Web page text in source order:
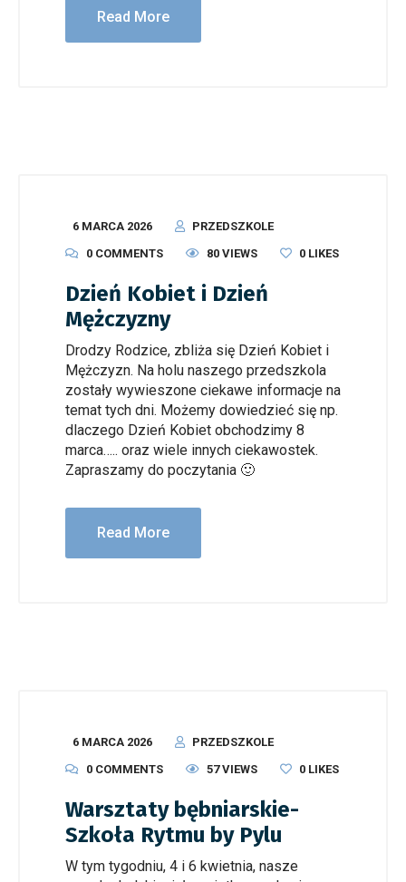
Read More
6 MARCA 2026
PRZEDSZKOLE
0 COMMENTS
80 VIEWS 0 LIKES
Dzień Kobiet i Dzień
Mężczyzny
Drodzy Rodzice, zbliża się Dzień Kobiet i
Mężczyzn. Na holu naszego przedszkola
zostały wywieszone ciekawe informacje na
temat tych dni. Możemy dowiedzieć się np.
dlaczego Dzień Kobiet obchodzimy 8
marca….. oraz wiele innych ciekawostek.
Zapraszamy do poczytania 🙂
Read More
6 MARCA 2026
PRZEDSZKOLE
0 COMMENTS
57 VIEWS 0 LIKES
Warsztaty bębniarskie-
Szkoła Rytmu by Pylu
W tym tygodniu, 4 i 6 kwietnia, nasze